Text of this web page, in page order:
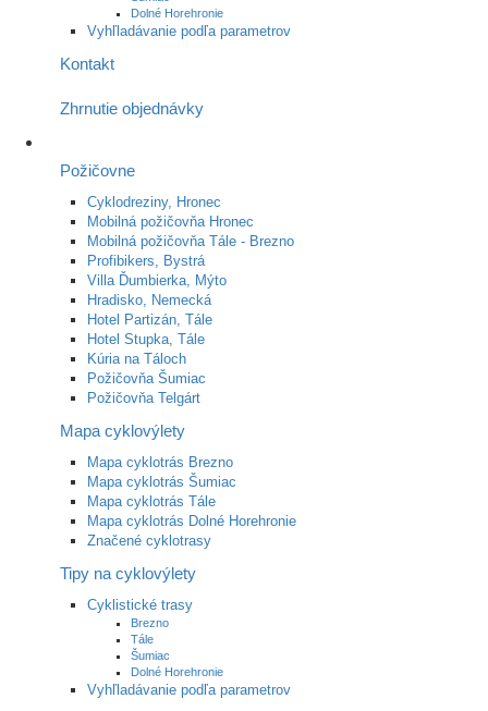
Dolné Horehronie
Vyhľladávanie podľa parametrov
Kontakt
Zhrnutie objednávky
Požičovne
Cyklodreziny, Hronec
Mobilná požičovňa Hronec
Mobilná požičovňa Tále - Brezno
Profibikers, Bystrá
Villa Ďumbierka, Mýto
Hradisko, Nemecká
Hotel Partizán, Tále
Hotel Stupka, Tále
Kúria na Táloch
Požičovňa Šumiac
Požičovňa Telgárt
Mapa cyklovýlety
Mapa cyklotrás Brezno
Mapa cyklotrás Šumiac
Mapa cyklotrás Tále
Mapa cyklotrás Dolné Horehronie
Značené cyklotrasy
Tipy na cyklovýlety
Cyklistické trasy
Brezno
Tále
Šumiac
Dolné Horehronie
Vyhľladávanie podľa parametrov